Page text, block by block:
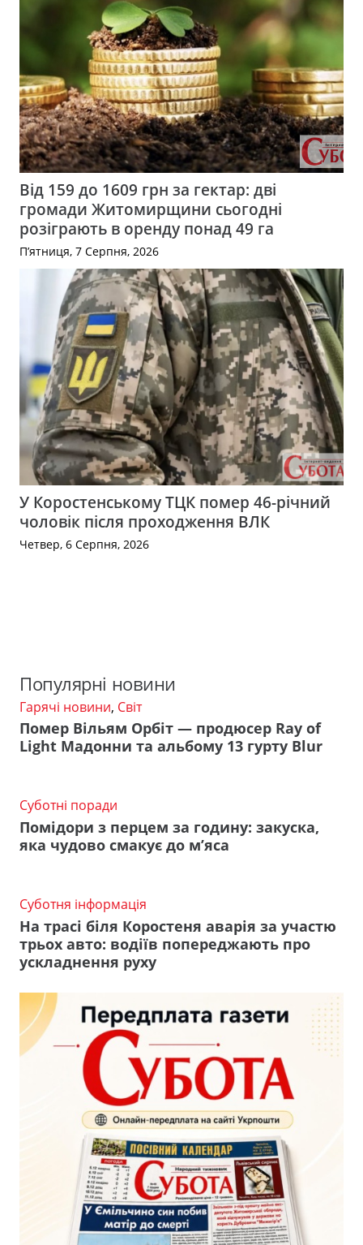
Від 159 до 1609 грн за гектар: дві
громади Житомирщини сьогодні
розіграють в оренду понад 49 га
П’ятниця, 7 Серпня, 2026
У Коростенському ТЦК помер 46-річний
чоловік після проходження ВЛК
Четвер, 6 Серпня, 2026
Популярні новини
Гарячі новини, Світ
Помер Вільям Орбіт — продюсер Ray of
Light Мадонни та альбому 13 гурту Blur
Суботні поради
Помідори з перцем за годину: закуска,
яка чудово смакує до м’яса
Суботня інформація
На трасі біля Коростеня аварія за участю
трьох авто: водіїв попереджають про
ускладнення руху